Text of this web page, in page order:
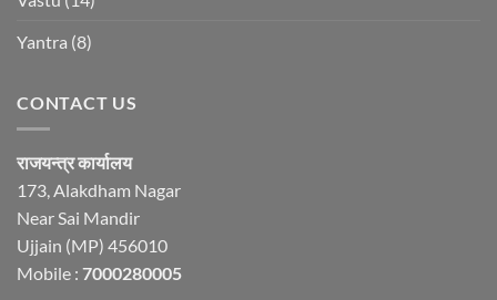
Yantra (8)
CONTACT US
राजयन्त्र कार्यालय
173, Alakdham Nagar
Near Sai Mandir
Ujjain (MP) 456010
Mobile : 7000280005